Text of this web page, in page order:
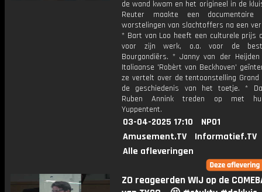
de wand kwam en het origineel in de
Reuter maakte een
worstelingen van slachtoffers na een
* Bart van Loo heeft een culturele prijs
voor zijn werk, o.a. voor de
Bourgondiërs. * Janny van der
Italiaanse 'Robèrt van Beckhoven'
ze vertelt over de tentoonstelling
de geschiedenis van het toetje. *
Ruben Annink treden op met
Yuppentent.
03-04-2025 17:10
NPO1
Amusement.TV
Informatief.TV
Alle afleveringen
ZO reageerden WIJ op de